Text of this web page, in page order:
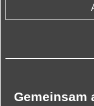
Gemeinsam